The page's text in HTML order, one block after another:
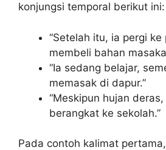
konjungsi temporal berikut ini:
“Setelah itu, ia pergi
membeli bahan
“Ia sedang belajar,
memasak di dapur.”
“Meskipun hujan
berangkat ke sekolah.”
Pada contoh kalimat